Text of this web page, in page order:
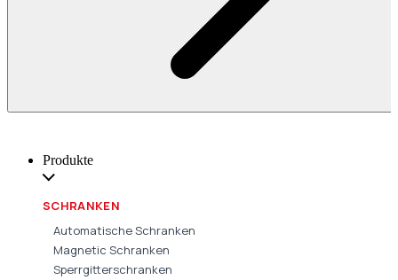
Produkte
SCHRANKEN
Automatische Schranken
Magnetic Schranken
Sperrgitterschranken